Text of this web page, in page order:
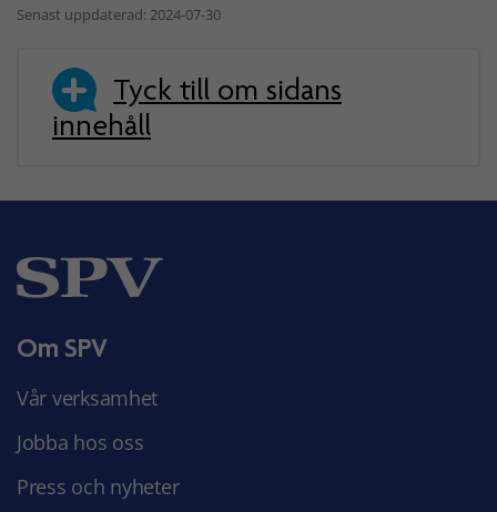
Senast uppdaterad: 2024-07-30
Tyck till om sidans
innehåll
Om SPV
Vår verksamhet
Jobba hos oss
Press och nyheter